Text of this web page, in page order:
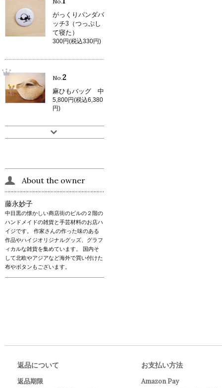
がっくりパンダバ
ッチ3（つっぷし
て寝た）
300円(税込330円)
No.2
麻ひもバッグ 中
5,800円(税込6,380
円)
About the owner
藤永妙子
中目黒の懐かしい商店街のビルの２階の
ハンドメイドの雑貨と手芸材料のお店ハ
イジです。 作家さんの作った味のある
作品やハイジオリジナルグッズ、グラフ
ィカルな雑貨を集めています。 国内そ
して北欧やアジアなど海外で買い付けた
布やボタンもございます。
返品について
返品期限
お支払い方法
Amazon Pay